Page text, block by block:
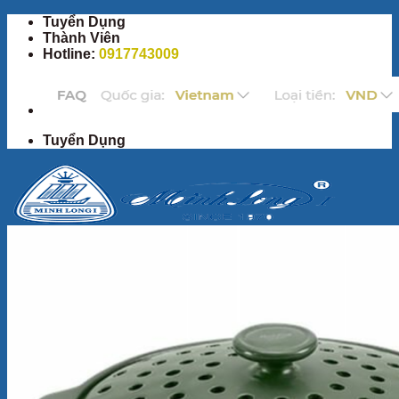
qua
Tuyển Dụng
Thành Viên
Hotline: 0917743009
Tuyển Dụng
Trang Chủ
Sản Phẩm
Bộ ấm chén
Bộ đồ ăn